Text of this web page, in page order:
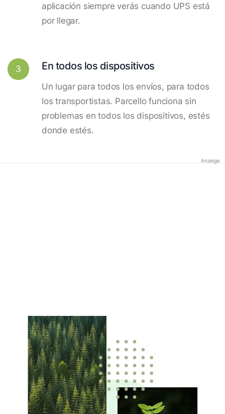
aplicación siempre verás cuando UPS está
por llegar.
3 En todos los dispositivos
Un lugar para todos los envíos, para todos
los transportistas. Parcello funciona sin
problemas en todos los dispositivos, estés
donde estés.
Anzeige